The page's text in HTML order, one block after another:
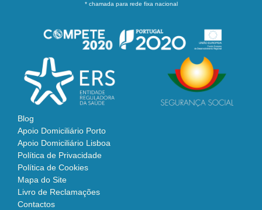
* chamada para rede fixa nacional
Blog
Apoio Domiciliário Porto
Apoio Domiciliário Lisboa
Política de Privacidade
Política de Cookies
Mapa do Site
Livro de Reclamações
Contactos